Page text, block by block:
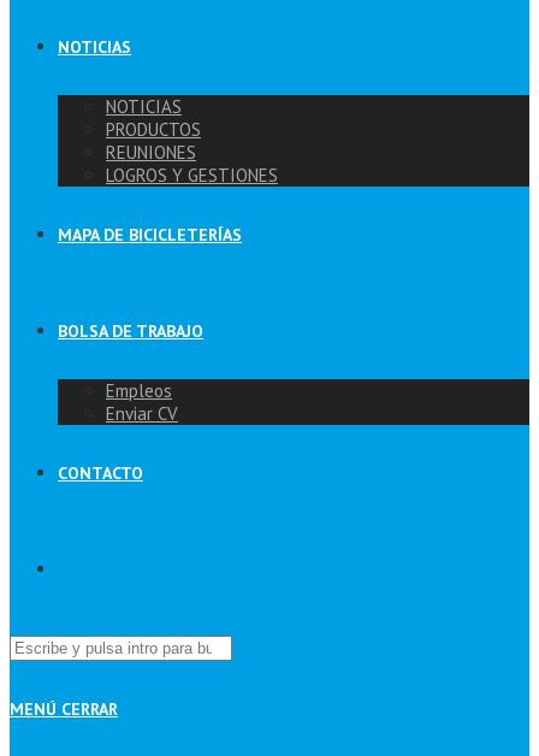
NOTICIAS
NOTICIAS
PRODUCTOS
REUNIONES
LOGROS Y GESTIONES
MAPA DE BICICLETERÍAS
BOLSA DE TRABAJO
Empleos
Enviar CV
CONTACTO
Buscar:
MENÚ CERRAR